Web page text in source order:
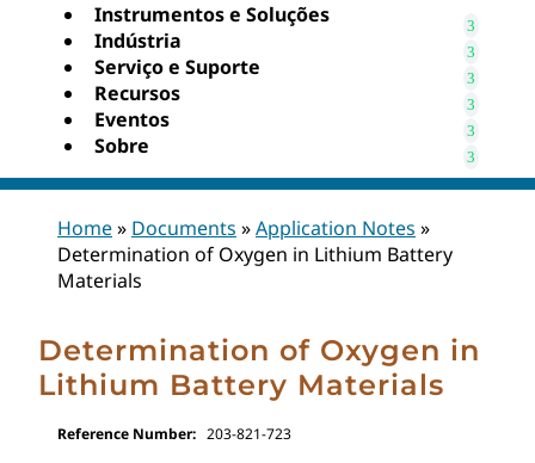
Instrumentos e Soluções
Indústria
Serviço e Suporte
Recursos
Eventos
Sobre
Home» Documents »Application Notes »
Determination of Oxygen in Lithium Battery
Materials
Determination of Oxygen in
Lithium Battery Materials
Reference Number: 203-821-723